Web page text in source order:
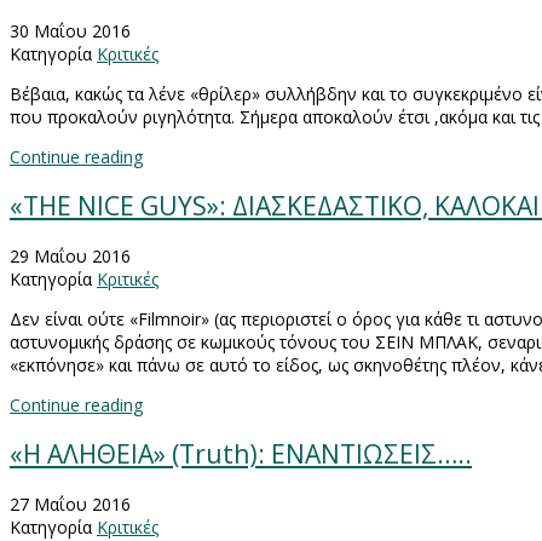
30 Μαΐου 2016
Κατηγορία Κριτικές
Βέβαια, κακώς τα λένε «θρίλερ» συλλήβδην και το συγκεκριμένο
που προκαλούν ριγηλότητα. Σήμερα αποκαλούν έτσι ,ακόμα και τις
Continue reading
«THE NICE GUYS»: ΔΙΑΣΚΕΔΑΣΤΙΚΟ,
29 Μαΐου 2016
Κατηγορία Κριτικές
Δεν είναι ούτε «Filmnoir» (ας περιοριστεί ο όρος για κάθε τι
αστυνομικής δράσης σε κωμικούς τόνους του ΣΕΙΝ ΜΠΛΑΚ,
«εκπόνησε» και πάνω σε αυτό το είδος, ως σκηνοθέτης πλέον,
Continue reading
«Η ΑΛΗΘΕΙΑ» (Truth): ΕΝΑΝΤΙΩΣΕΙΣ…..
27 Μαΐου 2016
Κατηγορία Κριτικές